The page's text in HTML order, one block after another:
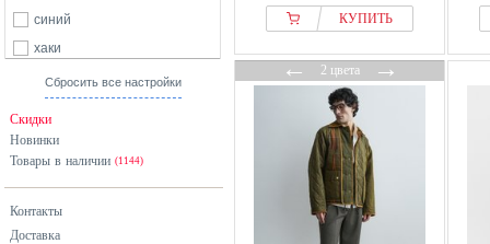
синий
хаки
черный
Сбросить все настройки
Скидки
Новинки
Товары в наличии (1144)
Контакты
Доставка
КУПИТЬ
←2 цвета→